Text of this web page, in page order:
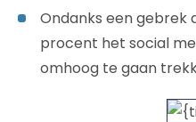
Ondanks een gebrek
procent het social
omhoog te gaan